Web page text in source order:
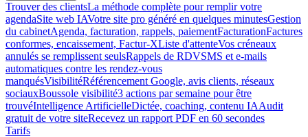
Trouver des clientsLa méthode complète pour remplir votre
agendaSite web IAVotre site pro généré en quelques minutesGestion
du cabinetAgenda, facturation, rappels, paiementFacturationFactures
conformes, encaissement, Factur-XListe d'attenteVos créneaux
annulés se remplissent seulsRappels de RDVSMS et e-mails
automatiques contre les rendez-vous
manquésVisibilitéRéférencement Google, avis clients, réseaux
sociauxBoussole visibilité3 actions par semaine pour être
trouvéIntelligence ArtificielleDictée, coaching, contenu IAAudit
gratuit de votre siteRecevez un rapport PDF en 60 secondes
Tarifs